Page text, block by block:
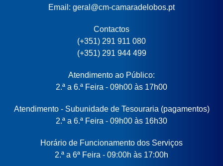
Email: geral@cm-camaradelobos.pt
Contactos
(+351) 291 911 080
(+351) 291 944 499
Atendimento ao Público:
2.ª a 6.ª Feira - 09h00 às 17h00
Atendimento - Subunidade de Tesouraria (pagamentos)
2.ª a 6.ª Feira - 09h00 às 16h30
Horário de Funcionamento dos Serviços
2.ª a 6ª Feira - 09:00h às 17:00h